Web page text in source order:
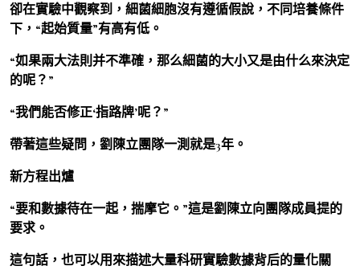
卻在實驗中觀察到，細菌細胞沒有遵循假說，不同培養條件
下，“起始質量”有高有低。
“如果兩大法則并不準確，那么細菌的大小又是由什么來決定
的呢？”
“我們能否修正‘指路牌’呢？”
帶著這些疑問，劉陳立團隊一測就是3年。
新方程出爐
“要和數據待在一起，揣摩它。”這是劉陳立向團隊成員提的
要求。
這句話，也可以用來描述大量科研實驗數據背后的量化關